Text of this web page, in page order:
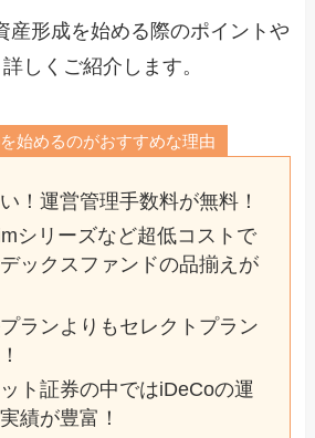
産形成を始める際のポイントや
しくご紹介します。
始めるのがおすすめな理由
！運営管理手数料が無料！
シリーズなど超低コストで
ックスファンドの品揃えが
ランよりもセレクトプラン
ト証券の中ではiDeCoの運
績が豊富！